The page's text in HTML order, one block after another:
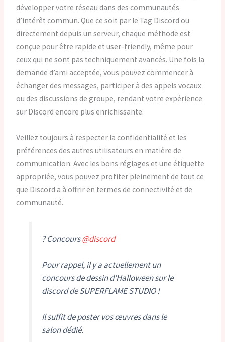
développer votre réseau dans des communautés
d’intérêt commun. Que ce soit par le Tag Discord ou
directement depuis un serveur, chaque méthode est
conçue pour être rapide et user-friendly, même pour
ceux qui ne sont pas techniquement avancés. Une fois la
demande d’ami acceptée, vous pouvez commencer à
échanger des messages, participer à des appels vocaux
ou des discussions de groupe, rendant votre expérience
sur Discord encore plus enrichissante.
Veillez toujours à respecter la confidentialité et les
préférences des autres utilisateurs en matière de
communication. Avec les bons réglages et une étiquette
appropriée, vous pouvez profiter pleinement de tout ce
que Discord a à offrir en termes de connectivité et de
communauté.
? Concours@discord
Pour rappel, il y a actuellement un
concours de dessin d’Halloween sur le
discord de SUPERFLAME STUDIO !
Il suffit de poster vos œuvres dans le
salon dédié.